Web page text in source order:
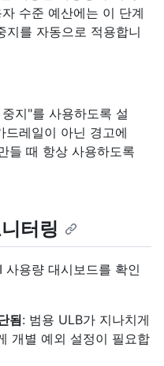
수준 예산에는 이 단계
지를 자동으로 적용합니
지"를 사용하도록 설
드레일이 아닌 경고에
들 때 항상 사용하도록
터링
용량 대시보드를 확인
됨: 범용 ULB가 지나치게
개별 예외 설정이 필요합